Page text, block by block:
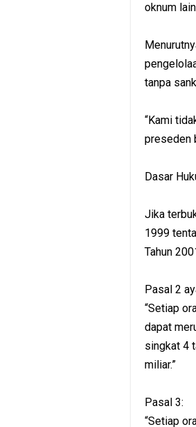
oknum
tanpa
“Kami
preseden
Dasar
Jika
1999
Tahun
Pasal 2
“Setiap
dapat
singkat 4
miliar.”
Pasal 3:
“Setiap